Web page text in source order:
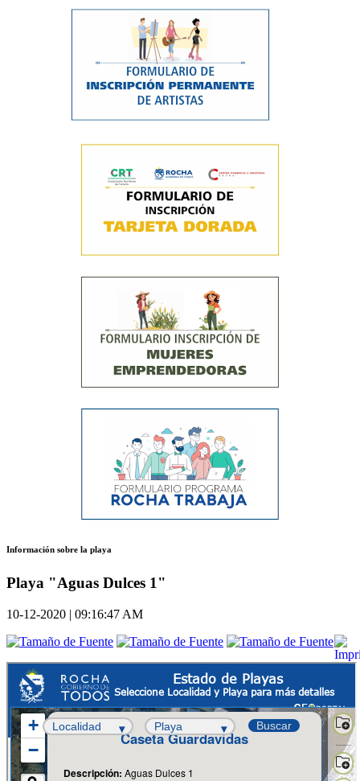
Información sobre la playa
Playa "Aguas Dulces 1"
10-12-2020 | 09:16:47 AM